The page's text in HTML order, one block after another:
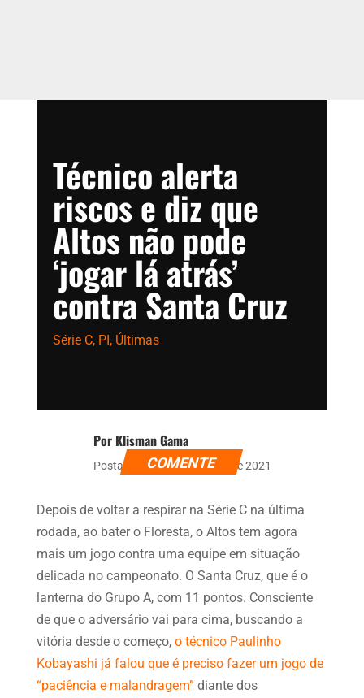
Técnico alerta
riscos e diz que
Altos não pode
‘jogar lá atrás’
contra Santa Cruz
Série C, PI, Últimas
Por Klisman Gama
Postado dia 9 de setembro de 2021
COMENTE
Depois de voltar a respirar na Série C na última
rodada, ao bater o Floresta, o Altos tem agora
mais um jogo contra uma equipe em situação
delicada no campeonato. O Santa Cruz, que é o
lanterna do Grupo A, com 11 pontos. Consciente
de que o adversário vai para cima, buscando a
vitória desde o começo, o técnico Paulinho
Kobayashi já falou que é preciso fazer um jogo de
“paciência e malandragem” diante dos